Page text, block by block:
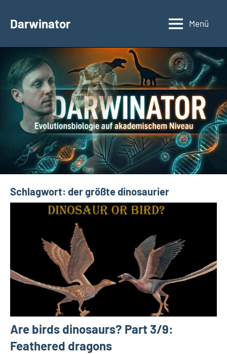
InhaltDarwinator
Evolutionsbiologie
Menü
Schlagwort: der größte dinosaurier
Are birds dinosaurs? Part 3/9:
Feathered dragons